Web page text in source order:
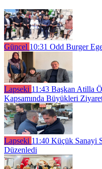
Güncel 10:31 Odd Burger
Lapseki 11:43 Başkan Atilla
Kapsamında Büyükleri
Lapseki 11:40 Küçük Sanayi
Düzenledi